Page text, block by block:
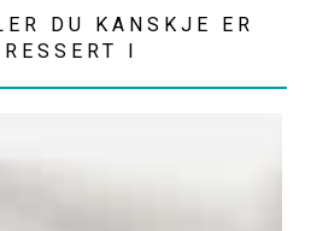
DU KANSKJE ER
I